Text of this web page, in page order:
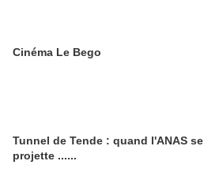
Cinéma Le Bego
Tunnel de Tende : quand l'ANAS se
projette ......